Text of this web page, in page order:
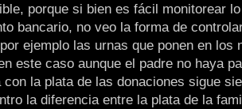
porque si bien es fácil monitorear
bancario, no veo la forma de
ejemplo las urnas que ponen en los
este caso aunque el padre no haya
con la plata de las donaciones sigue
la diferencia entre la plata de la